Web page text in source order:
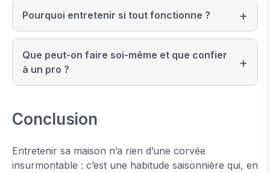
Pourquoi entretenir si tout fonctionne ?
Que peut-on faire soi-même et que confier
à un pro ?
Conclusion
Entretenir sa maison n’a rien d’une corvée
insurmontable : c’est une habitude saisonnière qui, en